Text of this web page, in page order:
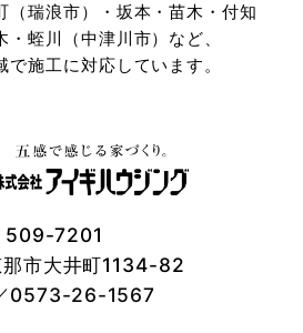
（瑞浪市）・坂本・苗木・付知
・蛭川（中津川市）など、
で施工に対応しています。
509-7201
那市大井町1134-82
0573-26-1567